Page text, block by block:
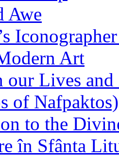
Awe
Art
our Lives
of Nafpaktos)
to the
în Sfânta